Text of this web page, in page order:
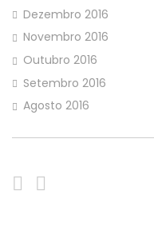
Dezembro 2016
Novembro 2016
Outubro 2016
Setembro 2016
Agosto 2016